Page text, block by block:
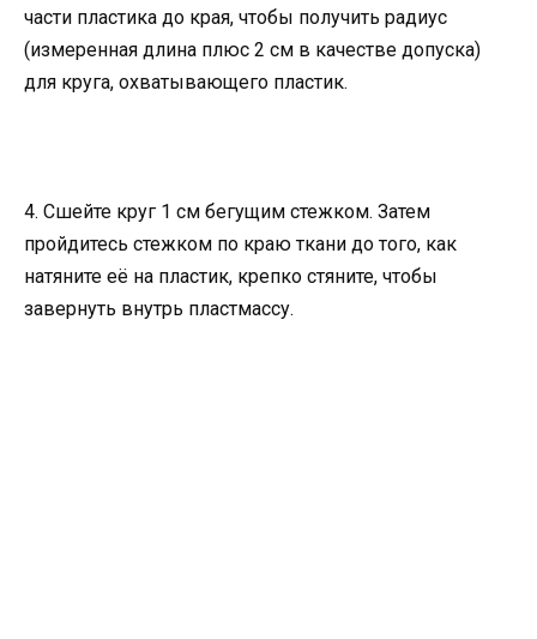
части пластика до края, чтобы получить радиус
(измеренная длина плюс 2 см в качестве допуска)
для круга, охватывающего пластик.
4. Сшейте круг 1 см бегущим стежком. Затем
пройдитесь стежком по краю ткани до того, как
натяните её на пластик, крепко стяните, чтобы
завернуть внутрь пластмассу.